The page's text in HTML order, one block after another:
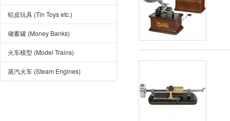
铅皮玩具 (Tin Toys etc.)
储蓄罐 (Money Banks)
火车模型 (Model Trains)
蒸汽火车 (Steam Engines)